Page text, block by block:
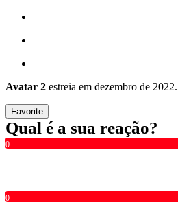
Avatar 2 estreia em dezembro de 2022.
Favorite
Qual é a sua reação?
0
0